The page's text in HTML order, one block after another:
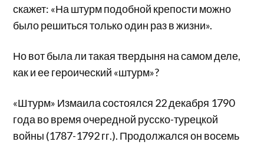
скажет: «На штурм подобной крепости можно
было решиться только один раз в жизни».
Но вот была ли такая твердыня на самом деле,
как и ее героический «штурм»?
«Штурм» Измаила состоялся 22 декабря 1790
года во время очередной русско-турецкой
войны (1787-1792 гг.). Продолжался он восемь